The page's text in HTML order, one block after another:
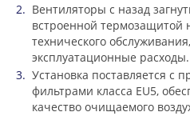
Вентиляторы с назад
встроенной термозащитой
технического
эксплуатационные расходы.
Установка поставляется
фильтрами класса EU5,
качество очищаемого